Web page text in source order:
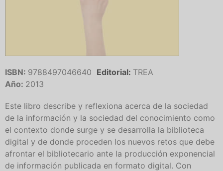
ISBN: 9788497046640 Editorial: TREA
Año: 2013
Este libro describe y reflexiona acerca de la sociedad
de la información y la sociedad del conocimiento como
el contexto donde surge y se desarrolla la biblioteca
digital y de donde proceden los nuevos retos que debe
afrontar el bibliotecario ante la producción exponencial
de información publicada en formato digital. Con